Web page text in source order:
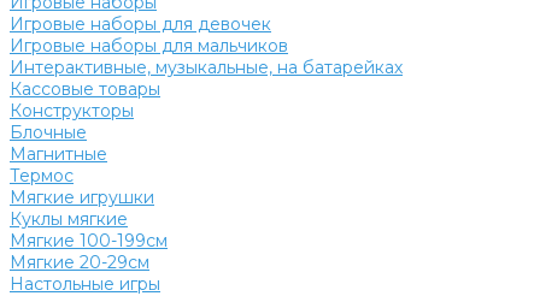
Игровые наборы для девочек
Игровые наборы для мальчиков
Интерактивные, музыкальные, на батарейках
Кассовые товары
Конструкторы
Блочные
Магнитные
Термос
Мягкие игрушки
Куклы мягкие
Мягкие 100-199см
Мягкие 20-29см
Настольные игры